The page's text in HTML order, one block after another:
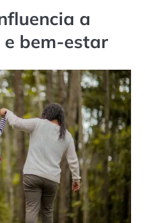
a
bem-estar